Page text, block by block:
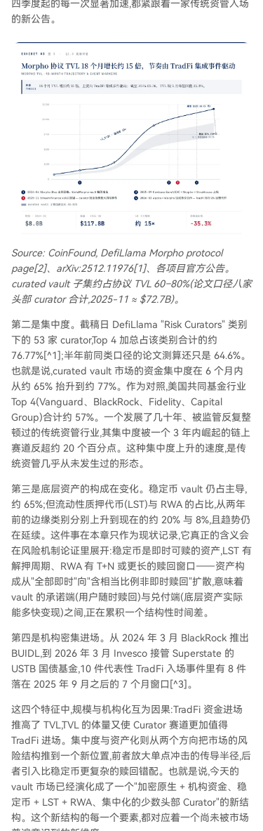
四季度起的每一次显著加速,都紧跟着一家传统资管入场
的新公告。
Source: CoinFound, DefiLlama Morpho protocol
page[2]、arXiv:2512.11976[1]、各项目官方公告。
curated vault 子集约占协议 TVL 60–80%(论文口径八家
头部 curator 合计,2025-11 ≈ $72.7B)。
第二是集中度。截稿日 DefiLlama "Risk Curators" 类别
下的 53 家 curator,Top 4 加总占该类别合计的约
76.77%[^1];半年前同类口径的论文测算还只是 64.6%。
也就是说,curated vault 市场的资金集中度在 6 个月内
从约 65% 抬升到约 77%。作为对照,美国共同基金行业
Top 4(Vanguard、BlackRock、Fidelity、Capital
Group)合计约 57%。一个发展了几十年、被监管反复整
顿过的传统资管行业,其集中度被一个 3 年内崛起的链上
赛道反超约 20 个百分点。这种集中度上升的速度,是传
统资管几乎从未发生过的形态。
第三是底层资产的构成在变化。稳定币 vault 仍占主导,
约 65%;但流动性质押代币(LST)与 RWA 的占比,从两年
前的边缘类别分别上升到现在的约 20% 与 8%,且趋势仍
在延续。这件事在本章只作为现状记录,它真正的含义会
在风险机制论证里展开:稳定币是即时可赎的资产,LST 有
解押周期、RWA 有 T+N 或更长的赎回窗口——资产构
成从"全部即时"向"含相当比例非即时赎回"扩散,意味着
vault 的承诺端(用户随时赎回)与兑付端(底层资产实际
能多快变现)之间,正在累积一个结构性时间差。
第四是机构密集进场。从 2024 年 3 月 BlackRock 推出
BUIDL,到 2026 年 3 月 Invesco 接管 Superstate 的
USTB 国债基金,10 件代表性 TradFi 入场事件里有 8 件
落在 2025 年 9 月之后的 7 个月窗口[^3]。
这四个特征中,规模与机构化互为因果:TradFi 资金进场
推高了 TVL,TVL 的体量又使 Curator 赛道更加值得
TradFi 进场。集中度与资产化则从两个方向把市场的风
险结构推到一个新位置,前者放大单点冲击的传导半径,后
者引入比稳定币更复杂的赎回错配。也就是说,今天的
vault 市场已经演化成了一个"加密原生 + 机构资金、稳
定币 + LST + RWA、集中化的少数头部 Curator"的新结
构。这个新结构的每一个要素,都对应着一个尚未被市场